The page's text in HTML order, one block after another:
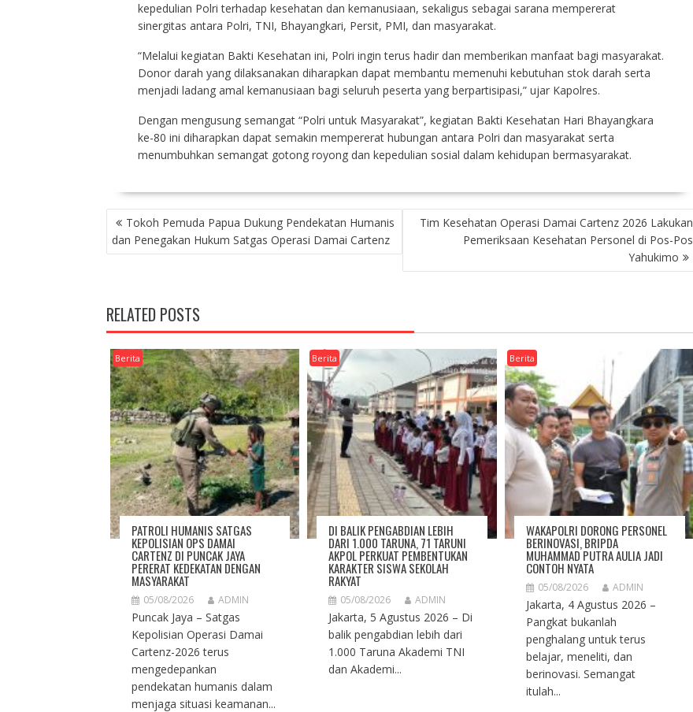
kepedulian Polri terhadap kesehatan dan kemanusiaan, sekaligus sebagai sarana mempererat
sinergitas antara Polri, TNI, Bhayangkari, Persit, PMI, dan masyarakat.
“Melalui kegiatan Bakti Kesehatan ini, Polri ingin terus hadir dan memberikan manfaat bagi masyarakat.
Donor darah yang dilaksanakan diharapkan dapat membantu memenuhi kebutuhan stok darah serta
menjadi ladang amal kemanusiaan bagi seluruh peserta yang berpartisipasi,” ujar Kapolres.
Dengan mengusung semangat “Polri untuk Masyarakat”, kegiatan Bakti Kesehatan Hari Bhayangkara
ke-80 ini diharapkan dapat semakin mempererat hubungan antara Polri dan masyarakat serta
menumbuhkan semangat gotong royong dan kepedulian sosial dalam kehidupan bermasyarakat.
NAVIGASI
POSTokoh Pemuda Papua Dukung Pendekatan Humanis
dan Penegakan Hukum Satgas Operasi Damai Cartenz
Tim Kesehatan Operasi Damai Cartenz 2026 Lakukan
Pemeriksaan Kesehatan Personel di Pos-Pos
Yahukimo
RELATED POSTS
Berita
PATROLI HUMANIS SATGAS
KEPOLISIAN OPS DAMAI
CARTENZ DI PUNCAK JAYA
PERERAT KEDEKATAN DENGAN
MASYARAKAT
05/08/2026 ADMIN
Puncak Jaya – Satgas
Kepolisian Operasi Damai
Cartenz-2026 terus
mengedepankan
pendekatan humanis dalam
menjaga situasi keamanan...
Berita
DI BALIK PENGABDIAN LEBIH
DARI 1.000 TARUNA, 71 TARUNI
AKPOL PERKUAT PEMBENTUKAN
KARAKTER SISWA SEKOLAH
RAKYAT
05/08/2026 ADMIN
Jakarta, 5 Agustus 2026 – Di
balik pengabdian lebih dari
1.000 Taruna Akademi TNI
dan Akademi...
Berita
WAKAPOLRI DORONG PERSONEL
BERINOVASI, BRIPDA
MUHAMMAD PUTRA AULIA JADI
CONTOH NYATA
05/08/2026 ADMIN
Jakarta, 4 Agustus 2026 –
Pangkat bukanlah
penghalang untuk terus
belajar, meneliti, dan
berinovasi. Semangat
itulah...